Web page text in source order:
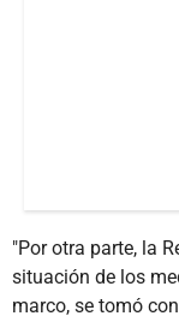
"Por otra parte, la
situación de los
marco, se tomó